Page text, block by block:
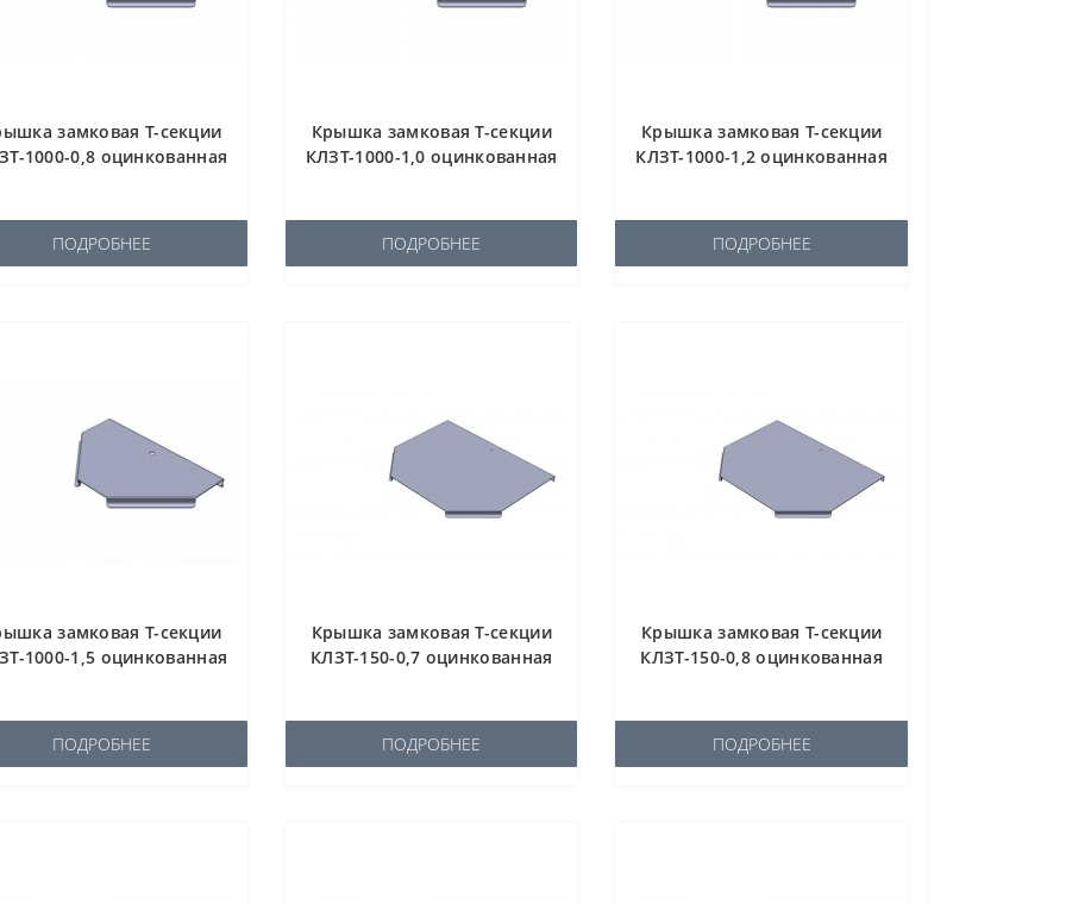
замковая Т-секции
1000-0,8 оцинкованная
ПОДРОБНЕЕ
Крышка замковая Т-секции
КЛЗТ-1000-1,0 оцинкованная
ПОДРОБНЕЕ
Крышка замковая Т-секции
КЛЗТ-1000-1,2 оцинкованная
ПОДРОБНЕЕ
замковая Т-секции
1000-1,5 оцинкованная
ПОДРОБНЕЕ
Крышка замковая Т-секции
КЛЗТ-150-0,7 оцинкованная
ПОДРОБНЕЕ
Крышка замковая Т-секции
КЛЗТ-150-0,8 оцинкованная
ПОДРОБНЕЕ